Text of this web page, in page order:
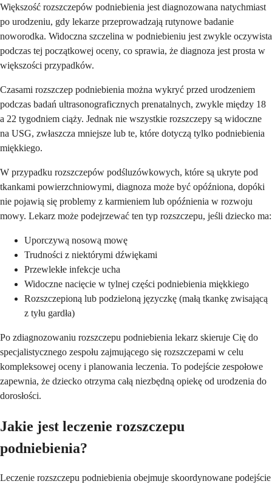
Większość rozszczepów podniebienia jest diagnozowana natychmiast
po urodzeniu, gdy lekarze przeprowadzają rutynowe badanie
noworodka. Widoczna szczelina w podniebieniu jest zwykle oczywista
podczas tej początkowej oceny, co sprawia, że diagnoza jest prosta w
większości przypadków.
Czasami rozszczep podniebienia można wykryć przed urodzeniem
podczas badań ultrasonograficznych prenatalnych, zwykle między 18
a 22 tygodniem ciąży. Jednak nie wszystkie rozszczepy są widoczne
na USG, zwłaszcza mniejsze lub te, które dotyczą tylko podniebienia
miękkiego.
W przypadku rozszczepów podśluzówkowych, które są ukryte pod
tkankami powierzchniowymi, diagnoza może być opóźniona, dopóki
nie pojawią się problemy z karmieniem lub opóźnienia w rozwoju
mowy. Lekarz może podejrzewać ten typ rozszczepu, jeśli dziecko ma:
Uporczywą nosową mowę
Trudności z niektórymi dźwiękami
Przewlekłe infekcje ucha
Widoczne nacięcie w tylnej części podniebienia miękkiego
Rozszczepioną lub podzieloną języczkę (małą tkankę zwisającą
z tyłu gardła)
Po zdiagnozowaniu rozszczepu podniebienia lekarz skieruje Cię do
specjalistycznego zespołu zajmującego się rozszczepami w celu
kompleksowej oceny i planowania leczenia. To podejście zespołowe
zapewnia, że dziecko otrzyma całą niezbędną opiekę od urodzenia do
dorosłości.
Jakie jest leczenie rozszczepu
podniebienia?
Leczenie rozszczepu podniebienia obejmuje skoordynowane podejście